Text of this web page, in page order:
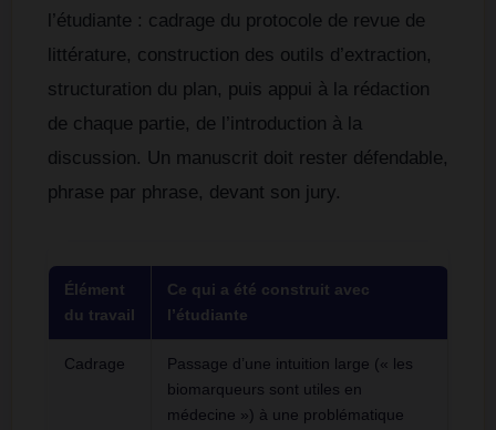
l’étudiante : cadrage du protocole de revue de
littérature, construction des outils d’extraction,
structuration du plan, puis appui à la rédaction
de chaque partie, de l’introduction à la
discussion. Un manuscrit doit rester défendable,
phrase par phrase, devant son jury.
Élément
du travail
Ce qui a été construit avec
l’étudiante
Cadrage
Passage d’une intuition large (« les
biomarqueurs sont utiles en
médecine ») à une problématique